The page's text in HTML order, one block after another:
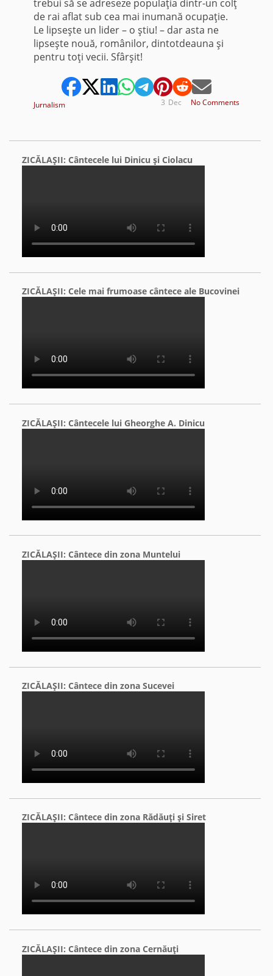
trebui să se adreseze populaţia dintr-un colţ
de rai aflat sub cea mai inumană ocupaţie.
Le lipseşte un lider – o ştiu! – dar asta ne
lipseşte nouă, românilor, dintotdeauna şi
pentru toţi vecii. Sfârşit!
Jurnalism No Comments
Dec
3
ZICĂLAŞII: Cântecele lui Dinicu şi Ciolacu
ZICĂLAŞII: Cele mai frumoase cântece ale Bucovinei
ZICĂLAŞII: Cântecele lui Gheorghe A. Dinicu
ZICĂLAŞII: Cântece din zona Muntelui
ZICĂLAŞII: Cântece din zona Sucevei
ZICĂLAŞII: Cântece din zona Rădăuţi şi Siret
ZICĂLAŞII: Cântece din zona Cernăuţi